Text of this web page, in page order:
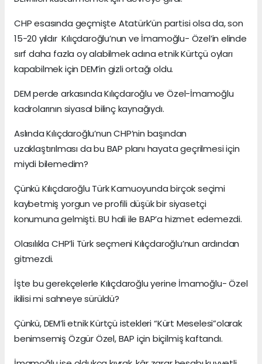
CHP esasında geçmişte Atatürk’ün partisi olsa da, son
15-20 yıldır Kılıçdaroğlu’nun ve İmamoğlu- Özel’in elinde
sırf daha fazla oy alabilmek adına etnik Kürtçü oyları
kapabilmek için DEM’in gizli ortağı oldu.
DEM perde arkasında Kılıçdaroğlu ve Özel-İmamoğlu
kadrolarının siyasal bilinç kaynağıydı.
Aslında Kılıçdaroğlu’nun CHP’nin başından
uzaklaştırılması da bu BAP planı hayata geçrilmesi için
miydi bilemedim?
Çünkü Kılıçdaroğlu Türk Kamuoyunda birçok seçimi
kaybetmiş yorgun ve profili düşük bir siyasetçi
konumuna gelmişti. BU hali ile BAP’a hizmet edemezdi.
Olasılıkla CHP’li Türk seçmeni Kılıçdaroğlu’nun ardından
gitmezdi.
İşte bu gerekçelerle Kılıçdaroğlu yerine İmamoğlu- Özel
ikilisi mi sahneye sürüldü?
Çünkü, DEM’li etnik Kürtçü istekleri “Kürt Meselesi”olarak
benimsemiş Özgür Özel, BAP için biçilmiş kaftandı.